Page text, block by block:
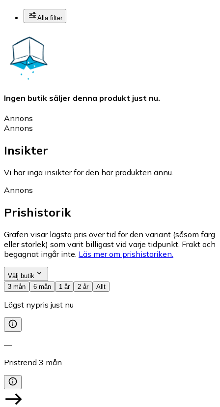
Alla filter
Ingen butik säljer denna produkt just nu.
Annons
Annons
Insikter
Vi har inga insikter för den här produkten ännu.
Annons
Prishistorik
Grafen visar lägsta pris över tid för den variant (såsom färg
eller storlek) som varit billigast vid varje tidpunkt. Frakt och
begagnat ingår inte. Läs mer om prishistoriken.
Välj butik
3 mån
6 mån 1 år 2 år Allt
Lägst nypris just nu
—
Pristrend 3 mån